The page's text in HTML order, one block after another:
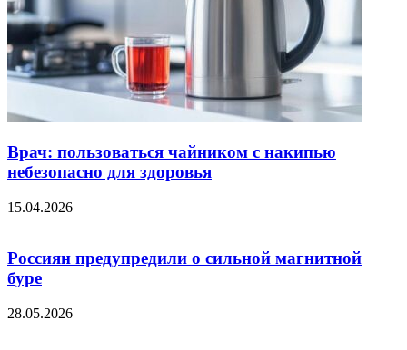
Врач: пользоваться чайником с накипью
небезопасно для здоровья
15.04.2026
Россиян предупредили о сильной магнитной
буре
28.05.2026